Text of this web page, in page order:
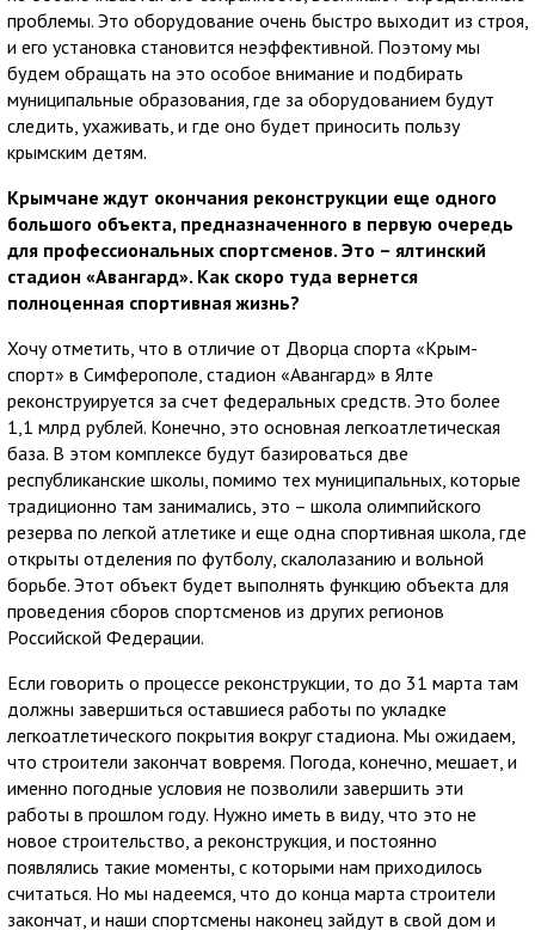
проблемы. Это оборудование очень быстро выходит из строя,
и его установка становится неэффективной. Поэтому мы
будем обращать на это особое внимание и подбирать
муниципальные образования, где за оборудованием будут
следить, ухаживать, и где оно будет приносить пользу
крымским детям.
Крымчане ждут окончания реконструкции еще одного
большого объекта, предназначенного в первую очередь
для профессиональных спортсменов. Это – ялтинский
стадион «Авангард». Как скоро туда вернется
полноценная спортивная жизнь?
Хочу отметить, что в отличие от Дворца спорта «Крым-
спорт» в Симферополе, стадион «Авангард» в Ялте
реконструируется за счет федеральных средств. Это более
1,1 млрд рублей. Конечно, это основная легкоатлетическая
база. В этом комплексе будут базироваться две
республиканские школы, помимо тех муниципальных, которые
традиционно там занимались, это – школа олимпийского
резерва по легкой атлетике и еще одна спортивная школа, где
открыты отделения по футболу, скалолазанию и вольной
борьбе. Этот объект будет выполнять функцию объекта для
проведения сборов спортсменов из других регионов
Российской Федерации.
Если говорить о процессе реконструкции, то до 31 марта там
должны завершиться оставшиеся работы по укладке
легкоатлетического покрытия вокруг стадиона. Мы ожидаем,
что строители закончат вовремя. Погода, конечно, мешает, и
именно погодные условия не позволили завершить эти
работы в прошлом году. Нужно иметь в виду, что это не
новое строительство, а реконструкция, и постоянно
появлялись такие моменты, с которыми нам приходилось
считаться. Но мы надеемся, что до конца марта строители
закончат, и наши спортсмены наконец зайдут в свой дом и